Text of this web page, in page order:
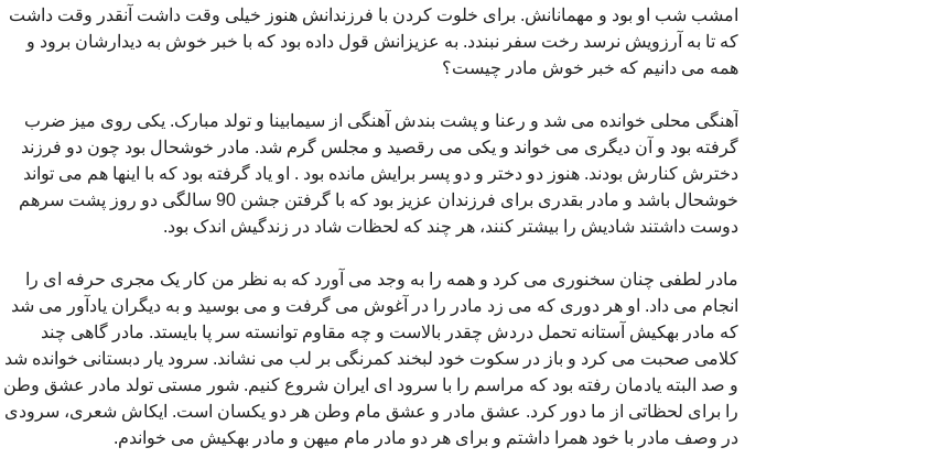
امشب شب او بود و مهمانانش. برای خلوت کردن با فرزندانش هنوز خیلی وقت داشت آنقدر وقت داشت
که تا به آرزویش نرسد رخت سفر نبندد. به عزیزانش قول داده بود که با خبر خوش به دیدارشان برود و
همه می دانیم که خبر خوش مادر چیست؟
آهنگی محلی خوانده می شد و رعنا و پشت بندش آهنگی از سیمابینا و تولد مبارک. یکی روی میز ضرب
گرفته بود و آن دیگری می خواند و یکی می رقصید و مجلس گرم شد. مادر خوشحال بود چون دو فرزند
دخترش کنارش بودند. هنوز دو دختر و دو پسر برایش مانده بود . او یاد گرفته بود که با اینها هم می تواند
خوشحال باشد و مادر بقدری برای فرزندان عزیز بود که با گرفتن جشن 90 سالگی دو روز پشت سرهم
دوست داشتند شادیش را بیشتر کنند، هر چند که لحظات شاد در زندگیش اندک بود.
مادر لطفی چنان سخنوری می کرد و همه را به وجد می آورد که به نظر من کار یک مجری حرفه ای را
انجام می داد. او هر دوری که می زد مادر را در آغوش می گرفت و می بوسید و به دیگران یادآور می شد
که مادر بهکیش آستانه تحمل دردش چقدر بالاست و چه مقاوم توانسته سر پا بایستد. مادر گاهی چند
کلامی صحبت می کرد و باز در سکوت خود لبخند کمرنگی بر لب می نشاند. سرود یار دبستانی خوانده شد
و صد البته یادمان رفته بود که مراسم را با سرود ای ایران شروع کنیم. شور مستی تولد مادر عشق وطن
را برای لحظاتی از ما دور کرد. عشق مادر و عشق مام وطن هر دو یکسان است. ایکاش شعری، سرودی
در وصف مادر با خود همرا داشتم و برای هر دو مادر مام میهن و مادر بهکیش می خواندم.